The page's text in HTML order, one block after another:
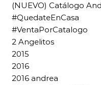
(NUEVO) Catálogo
#QuedateEnCasa
#VentaPorCatalogo
2 Angelitos
2015
2016
2016 andrea